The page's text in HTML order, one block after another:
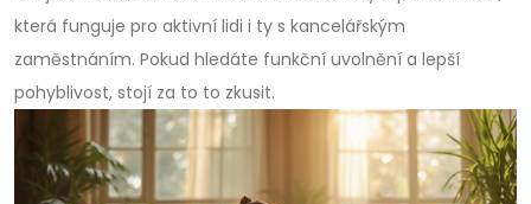
která funguje pro aktivní lidi i ty s kancelářským
zaměstnáním. Pokud hledáte funkční uvolnění a lepší
pohyblivost, stojí za to to zkusit.